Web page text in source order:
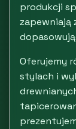
produkcji
zapewniają
Oferujemy
stylach i